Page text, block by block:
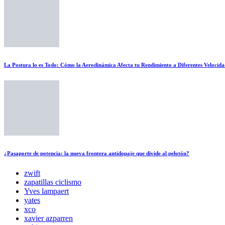
La Postura lo es Todo: Cómo la Aerodinámica Afecta tu Rendimiento a Diferentes
¿Pasaporte de potencia: la nueva frontera antidopaje que divide al pelotón?
zwift
zapatillas ciclismo
Yves lampaert
yates
xco
xavier azparren